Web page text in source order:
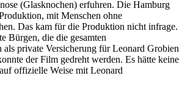
(Glasknochen) erfuhren. Die Hamburg
mit Menschen ohne
Das kam für die Produktion nicht infrage.
Bürgen, die die gesamten
private Versicherung für Leonard Grobien
der Film gedreht werden. Es hätte keine
offizielle Weise mit Leonard